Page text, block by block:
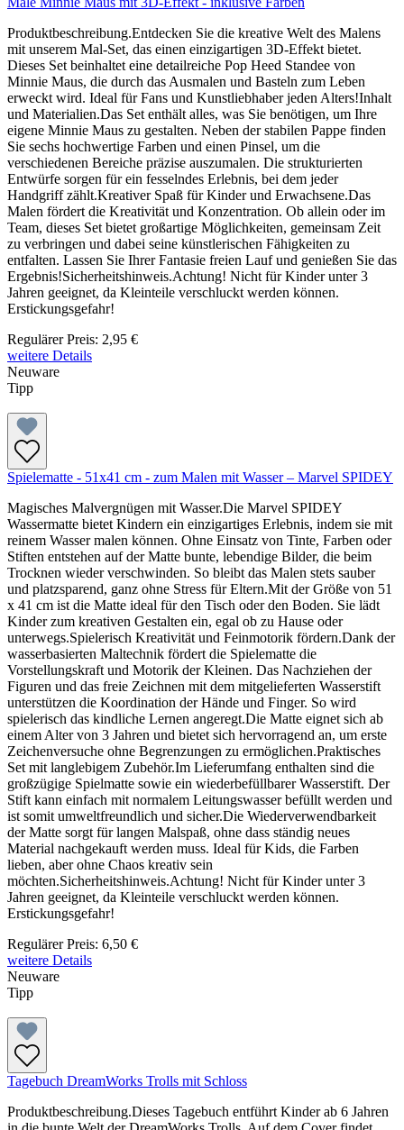
Produktbeschreibung.Entdecken Sie die kreative Welt des Malens
mit unserem Mal-Set, das einen einzigartigen 3D-Effekt bietet.
Dieses Set beinhaltet eine detailreiche Pop Heed Standee von
Minnie Maus, die durch das Ausmalen und Basteln zum Leben
erweckt wird. Ideal für Fans und Kunstliebhaber jeden Alters!Inhalt
und Materialien.Das Set enthält alles, was Sie benötigen, um Ihre
eigene Minnie Maus zu gestalten. Neben der stabilen Pappe finden
Sie sechs hochwertige Farben und einen Pinsel, um die
verschiedenen Bereiche präzise auszumalen. Die strukturierten
Entwürfe sorgen für ein fesselndes Erlebnis, bei dem jeder
Handgriff zählt.Kreativer Spaß für Kinder und Erwachsene.Das
Malen fördert die Kreativität und Konzentration. Ob allein oder im
Team, dieses Set bietet großartige Möglichkeiten, gemeinsam Zeit
zu verbringen und dabei seine künstlerischen Fähigkeiten zu
entfalten. Lassen Sie Ihrer Fantasie freien Lauf und genießen Sie das
Ergebnis!Sicherheitshinweis.Achtung! Nicht für Kinder unter 3
Jahren geeignet, da Kleinteile verschluckt werden können.
Erstickungsgefahr!
Regulärer Preis: 2,95 €
weitere Details
Neuware
Tipp
Spielematte - 51x41 cm - zum Malen mit Wasser – Marvel SPIDEY
Magisches Malvergnügen mit Wasser.Die Marvel SPIDEY
Wassermatte bietet Kindern ein einzigartiges Erlebnis, indem sie mit
reinem Wasser malen können. Ohne Einsatz von Tinte, Farben oder
Stiften entstehen auf der Matte bunte, lebendige Bilder, die beim
Trocknen wieder verschwinden. So bleibt das Malen stets sauber
und platzsparend, ganz ohne Stress für Eltern.Mit der Größe von 51
x 41 cm ist die Matte ideal für den Tisch oder den Boden. Sie lädt
Kinder zum kreativen Gestalten ein, egal ob zu Hause oder
unterwegs.Spielerisch Kreativität und Feinmotorik fördern.Dank der
wasserbasierten Maltechnik fördert die Spielematte die
Vorstellungskraft und Motorik der Kleinen. Das Nachziehen der
Figuren und das freie Zeichnen mit dem mitgelieferten Wasserstift
unterstützen die Koordination der Hände und Finger. So wird
spielerisch das kindliche Lernen angeregt.Die Matte eignet sich ab
einem Alter von 3 Jahren und bietet sich hervorragend an, um erste
Zeichenversuche ohne Begrenzungen zu ermöglichen.Praktisches
Set mit langlebigem Zubehör.Im Lieferumfang enthalten sind die
großzügige Spielmatte sowie ein wiederbefüllbarer Wasserstift. Der
Stift kann einfach mit normalem Leitungswasser befüllt werden und
ist somit umweltfreundlich und sicher.Die Wiederverwendbarkeit
der Matte sorgt für langen Malspaß, ohne dass ständig neues
Material nachgekauft werden muss. Ideal für Kids, die Farben
lieben, aber ohne Chaos kreativ sein
möchten.Sicherheitshinweis.Achtung! Nicht für Kinder unter 3
Jahren geeignet, da Kleinteile verschluckt werden können.
Erstickungsgefahr!
Regulärer Preis: 6,50 €
weitere Details
Neuware
Tipp
Tagebuch DreamWorks Trolls mit Schloss
Produktbeschreibung.Dieses Tagebuch entführt Kinder ab 6 Jahren